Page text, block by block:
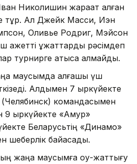
Николишин жарақат алған
тұр. Ал Джейк Масси, Иэн
Оливье Родриг, Мэйсон
құжаттарды рәсімдеп
турнирге қатыса алмайды.
маусымда алғашқы үш
Алдымен 7 қыркүйекте
(Челябинск) командасымен
9 қыркүйекте «Амур»
Беларусьтің «Динамо»
шеберлік байқасады.
жаңа маусымға оқу-жаттығу